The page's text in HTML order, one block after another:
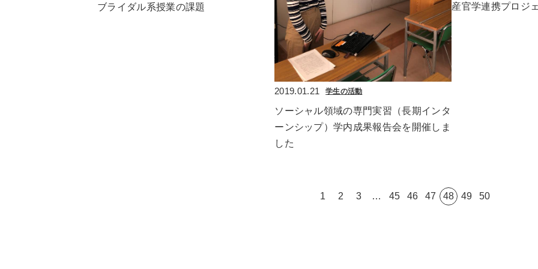
ブライダル系授業の課題
2019.01.21 学生の活動
ソーシャル領域の専門実習（長期インタ
ーンシップ）学内成果報告会を開催しま
した
産官学連携プロジ
1 2 3 … 45 46 47 48 49 50